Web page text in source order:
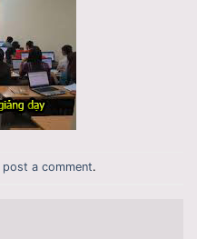
post a comment.